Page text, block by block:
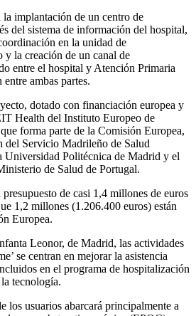
la implantación de un centro de
del sistema de información del hospital,
en la unidad de
la creación de un canal de
entre el hospital y Atención Primaria
ambas partes.
dotado con financiación europea y
Health del Instituto Europeo de
forma parte de la Comisión Europea,
del Servicio Madrileño de Salud
Politécnica de Madrid y el
de Salud de Portugal.
de casi 1,4 millones de euros
1,2 millones (1.206.400 euros) están
Europea.
Leonor, de Madrid, las actividades
se centran en mejorar la asistencia
en el programa de hospitalización
tecnología.
los usuarios abarcará principalmente a